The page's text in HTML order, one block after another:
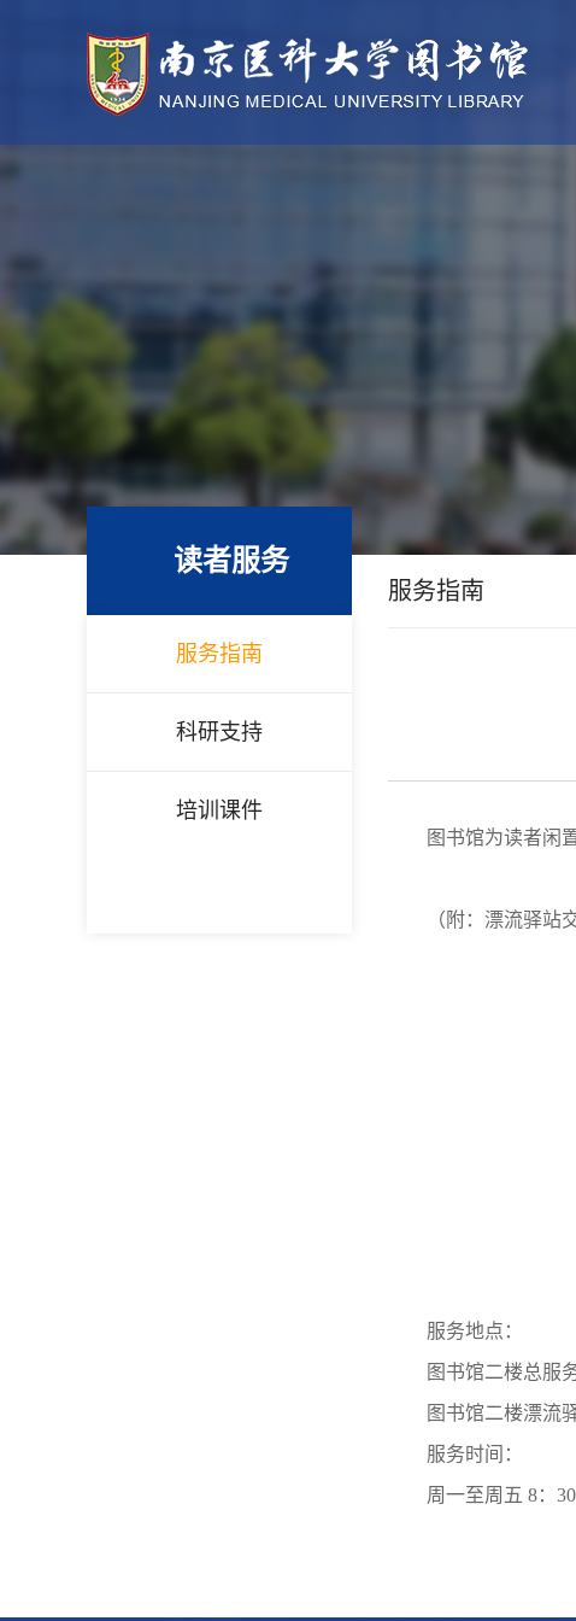
读者服务
服务指南
科研支持
培训课件
服务指南
图书馆为读者闲
（附：漂流驿站
服务地点：
图书馆二楼总服
图书馆二楼漂流
服务时间：
周一至周五 8：